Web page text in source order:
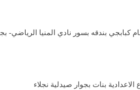
بندقه بسور نادي المنيا الرياضي-
بنات بجوار صيدلية نجلاء